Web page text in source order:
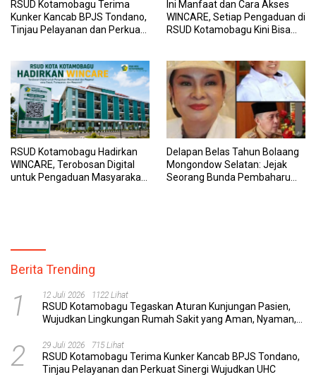
RSUD Kotamobagu Terima
Kunker Kancab BPJS Tondano,
Tinjau Pelayanan dan Perkuat
Ini Manfaat dan Cara Akses
WINCARE, Setiap Pengaduan di
RSUD Kotamobagu Kini Bisa
RSUD Kotamobagu Hadirkan
WINCARE, Terobosan Digital
untuk Pengaduan Masyarakat
Delapan Belas Tahun Bolaang
Mongondow Selatan: Jejak
Seorang Bunda Pembaharu
Berita Trending
1 12 Juli 2026 1122 Lihat
RSUD Kotamobagu Tegaskan Aturan Kunjungan Pasien,
Wujudkan Lingkungan Rumah Sakit yang Aman, Nyaman,
2 29 Juli 2026 715 Lihat
RSUD Kotamobagu Terima Kunker Kancab BPJS Tondano,
Tinjau Pelayanan dan Perkuat Sinergi Wujudkan UHC